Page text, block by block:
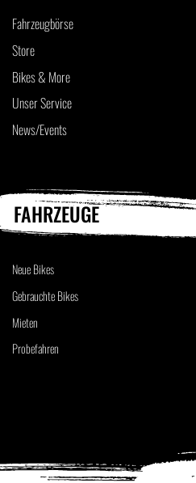
Fahrzeugbörse
Store
Bikes & More
Unser Service
News/Events
FAHRZEUGE
Neue Bikes
Gebrauchte Bikes
Mieten
Probefahren